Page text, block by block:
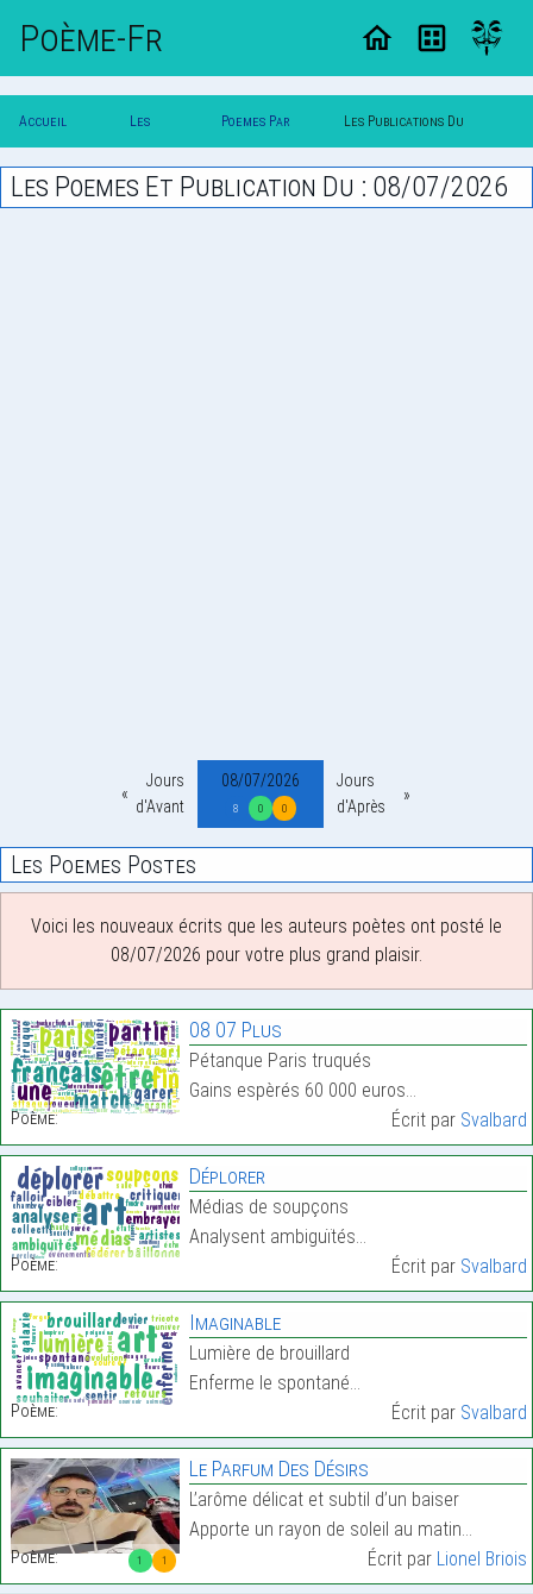
Poème-Fr
Accueil
Poesie
Les
Poesies
Poemes Par Les Publications Du
08/07/2026
Les Poemes Et Publication Du : 08/07/2026
Jours
d'Avant
08/07/2026
8 0 0
Jours
d'Après
Les Poemes Postes
Voici les nouveaux écrits que les auteurs poètes ont posté le
08/07/2026 pour votre plus grand plaisir.
Poème:
08 07 Plus
Pétanque Paris truqués
Gains espèrés 60 000 euros…
Écrit par Svalbard
Poème:
Déplorer
Médias de soupçons
Analysent ambiguïtés…
Écrit par Svalbard
Poème:
Imaginable
Lumière de brouillard
Enferme le spontané…
Écrit par Svalbard
1 1
Poème:
Le Parfum Des Désirs
L’arôme délicat et subtil d’un baiser
Apporte un rayon de soleil au matin…
Écrit par Lionel Briois